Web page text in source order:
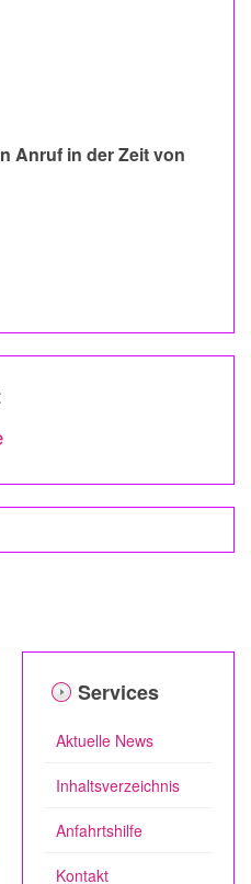
Anruf in der Zeit von
Services
Aktuelle News
Inhaltsverzeichnis
Anfahrtshilfe
Kontakt